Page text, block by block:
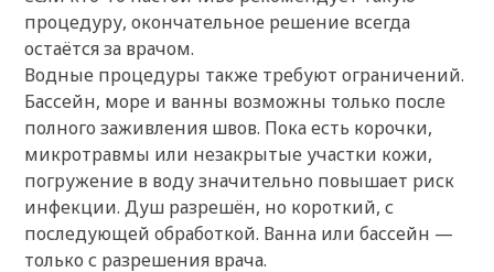
процедуру, окончательное решение всегда
остаётся за врачом.
Водные процедуры также требуют ограничений.
Бассейн, море и ванны возможны только после
полного заживления швов. Пока есть корочки,
микротравмы или незакрытые участки кожи,
погружение в воду значительно повышает риск
инфекции. Душ разрешён, но короткий, с
последующей обработкой. Ванна или бассейн —
только с разрешения врача.